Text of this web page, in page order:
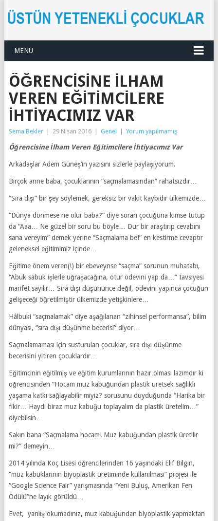
MENU
ÖĞRENCISINE İLHAM
VEREN EĞITIMCILERE
İHTIYACIMIZ VAR
Sema Bekler 29 Nisan 2016 Genel Yorum yapılmamış
Öğrencisine İlham Veren Eğitimcilere İhtiyacımız Var
Arkadaşlar Adem Güneş’in yazısını sizlerle paylaşıyorum.
Birçok anne baba, çocuklarının “saçmalamasından” rahatsızdır…
“Sıra dışı” bir şey söylemek, gereksiz bir vakit kaybıdır ülkemizde…
“Dünya dönmese ne olur baba?” diye soran çocuğuna kimse tutup
da “Aaa… Ne güzel bir soru bu böyle… Dur bir araştırıp cevabını
sana vereyim” demek yerine “Saçmalama be!” en kestirme cevaptır
geleneksel eğitimimiz içinde…
Eğitime önem veren(!) bir ebeveynse “saçma” sorunun muhatabı,
“Abuk sabuk işlerle uğraşacağına, otur ödevini yap da…” tavsiyesi
marifet sayılır… Sıra dışı düşününce değil, ödevini yapınca çocuğun
gelişeceği öğretilmiştir ülkemizde yetişkinlere…
Hâlbuki “saçmalamak” diye aşağılanan “zihinsel performansa”, bilim
dünyası, “sıra dışı düşünme becerisi” diyor…
Saçmalamaması için susturulan çocuklar, sıra dışı düşünme
becerisini yitiren çocuklardır…
Eğitimcinin eğitilmiş ve eğitim kurumlarının hazır olması lazımdır ki
öğrencisinden “Hocam muz kabuğundan plastik üretsek sağlıklı
yaşama katkı sağlayabilir miyiz? sorusunu duyduğunda “Harika bir
fikir… Haydi biraz muz kabuğu toplayalım da plastik üretelim…”
diyebilsin…
Sakın bana “Saçmalama hocam! Muz kabuğundan plastik üretilir
mi?” demeyin…
2014 yılında Koç Lisesi öğrencilerinden 16 yaşındaki Elif Bilgin,
“muz kabuklarının biyoplastik üretiminde kullanılması” projesi ile
“Google Science Fair” yarışmasında “Yeni Buluş, Amerikan Fen
Ödülü”ne layık görüldü…
Evet, yanlış okumadınız, muz kabuğundan biyoplastik yapmaktan